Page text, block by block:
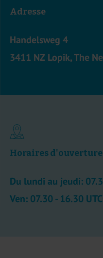
Adresse
Handelsweg 4
3411 NZ Lopik, The
Horaires
Du lundi au jeudi:
Ven: 07.30 - 16.30